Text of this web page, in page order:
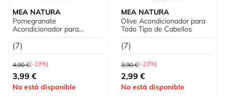
MEA NATURA
Pomegranate
Acondicionador para
Cabello Teñido
(7)
Precio habitual
4,90 €(-19%)
Precio especial
3,99 €
No está disponible
MEA NATURA
Olive Acondicionador para
Todo Tipo de Cabellos
(7)
Precio habitual
3,90 €(-23%)
Precio especial
2,99 €
No está disponible